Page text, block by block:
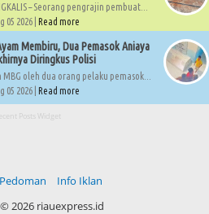
– Seorang pengrajin pembuat...
05 2026 | Read more
Membiru, Dua Pemasok Aniaya
Diringkus Polisi
oleh dua orang pelaku pemasok...
05 2026 | Read more
Posts Widget
Pedoman
Info Iklan
© 2026 riauexpress.id